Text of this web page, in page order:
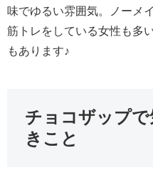
味でゆるい雰囲気。ノーメ
筋トレをしている女性も多
もあります♪
チョコザップ
きこと